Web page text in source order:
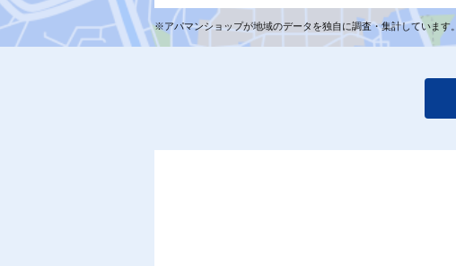
※アパマンショップが地域のデータを独自に調査・集計しています。